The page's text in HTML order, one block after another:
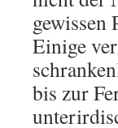
gewissen
Einige
bis zur